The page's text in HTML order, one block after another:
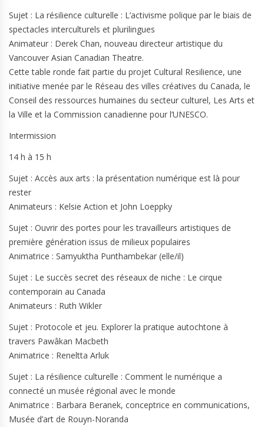
Sujet : La résilience culturelle : L’activisme polique par le biais de
spectacles interculturels et plurilingues
Animateur : Derek Chan, nouveau directeur artistique du
Vancouver Asian Canadian Theatre.
Cette table ronde fait partie du projet Cultural Resilience, une
initiative menée par le Réseau des villes créatives du Canada, le
Conseil des ressources humaines du secteur culturel, Les Arts et
la Ville et la Commission canadienne pour l’UNESCO.
Intermission
14 h à 15 h
Sujet : Accès aux arts : la présentation numérique est là pour
rester
Animateurs : Kelsie Action et John Loeppky
Sujet : Ouvrir des portes pour les travailleurs artistiques de
première génération issus de milieux populaires
Animatrice : Samyuktha Punthambekar (elle/il)
Sujet : Le succès secret des réseaux de niche : Le cirque
contemporain au Canada
Animateurs : Ruth Wikler
Sujet : Protocole et jeu. Explorer la pratique autochtone à
travers Pawâkan Macbeth
Animatrice : Reneltta Arluk
Sujet : La résilience culturelle : Comment le numérique a
connecté un musée régional avec le monde
Animatrice : Barbara Beranek, conceptrice en communications,
Musée d’art de Rouyn-Noranda